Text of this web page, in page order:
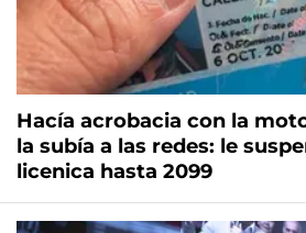
Hacía acrobacia con la
la subía a las redes: le
licenica hasta 2099